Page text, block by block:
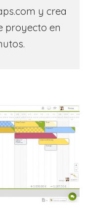
y crea
proyecto en